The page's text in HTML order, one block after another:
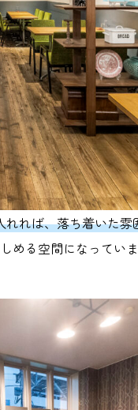
れば、落ち着いた
める空間になっていま